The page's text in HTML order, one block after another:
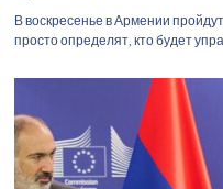
В воскресенье в Армении
просто определят, кто будет